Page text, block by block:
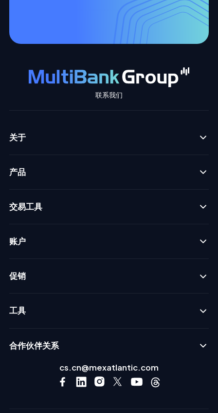
联系我们
关于
产品
交易工具
账户
促销
工具
合作伙伴关系
cs.cn@mexatlantic.com